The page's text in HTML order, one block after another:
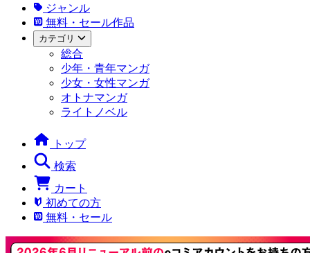
ジャンル
無料・セール作品
カテゴリ
総合
少年・青年マンガ
少女・女性マンガ
オトナマンガ
ライトノベル
トップ
検索
カート
初めての方
無料・セール